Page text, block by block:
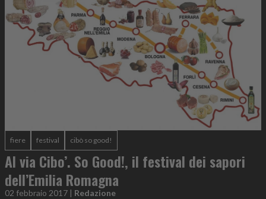
fiere festival cibò so good!
Al via Cibo’. So Good!, il festival dei sapori
dell’Emilia Romagna
02 febbraio 2017 | Redazione